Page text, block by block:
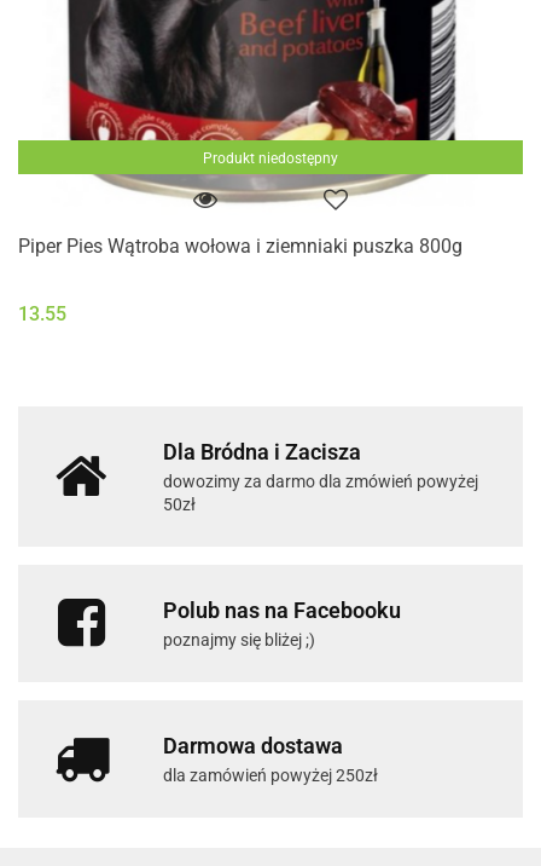
Produkt niedostępny
Piper Pies Wątroba wołowa i ziemniaki puszka 800g
13.55
Dla Bródna i Zacisza
dowozimy za darmo dla zmówień powyżej
50zł
Polub nas na Facebooku
poznajmy się bliżej ;)
Darmowa dostawa
dla zamówień powyżej 250zł